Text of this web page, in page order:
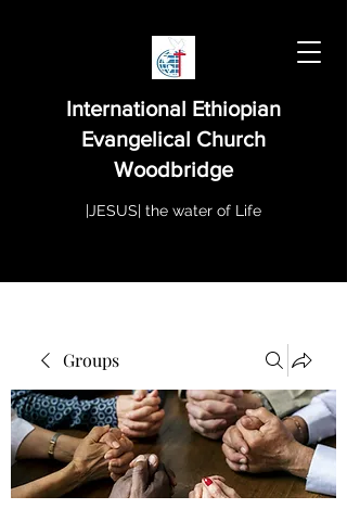
International Ethiopian
Evangelical Church
Woodbridge
|JESUS| the water of Life
Groups